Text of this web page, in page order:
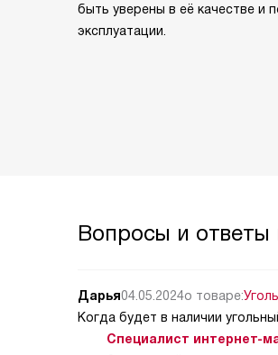
быть уверены в её качестве и
эксплуатации.
Вопросы и ответы
Дарья04.05.2024о товаре:
Когда будет в наличии
Специалист интернет-